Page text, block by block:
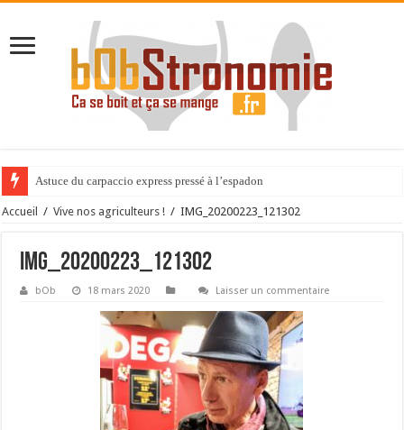
Astuce du carpaccio express pressé à l’espadon
Accueil / Vive nos agriculteurs ! / IMG_20200223_121302
IMG_20200223_121302
bOb 18 mars 2020 Laisser un commentaire